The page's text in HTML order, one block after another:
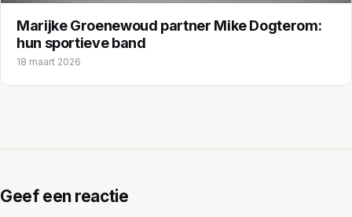
Marijke Groenewoud partner Mike Dogterom:
hun sportieve band
18 maart 2026
Geef een reactie